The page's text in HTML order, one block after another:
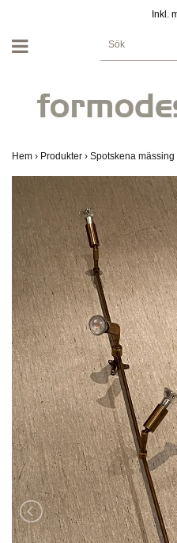
Inkl.
Hem › Produkter › Spotskena mässing